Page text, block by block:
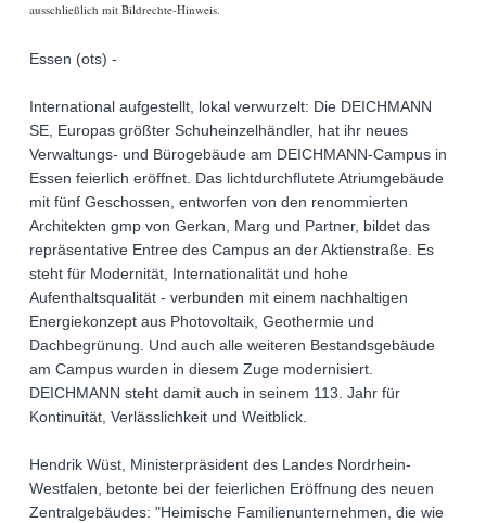
ausschließlich mit Bildrechte-Hinweis.
Essen (ots) -
International aufgestellt, lokal verwurzelt: Die DEICHMANN
SE, Europas größter Schuheinzelhändler, hat ihr neues
Verwaltungs- und Bürogebäude am DEICHMANN-Campus in
Essen feierlich eröffnet. Das lichtdurchflutete Atriumgebäude
mit fünf Geschossen, entworfen von den renommierten
Architekten gmp von Gerkan, Marg und Partner, bildet das
repräsentative Entree des Campus an der Aktienstraße. Es
steht für Modernität, Internationalität und hohe
Aufenthaltsqualität - verbunden mit einem nachhaltigen
Energiekonzept aus Photovoltaik, Geothermie und
Dachbegrünung. Und auch alle weiteren Bestandsgebäude
am Campus wurden in diesem Zuge modernisiert.
DEICHMANN steht damit auch in seinem 113. Jahr für
Kontinuität, Verlässlichkeit und Weitblick.
Hendrik Wüst, Ministerpräsident des Landes Nordrhein-
Westfalen, betonte bei der feierlichen Eröffnung des neuen
Zentralgebäudes: "Heimische Familienunternehmen, die wie